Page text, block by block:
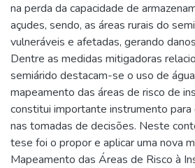
na perda da capacidade de
açudes, sendo, as áreas rurais do
vulneráveis e afetadas, gerando
Dentre as medidas mitigadoras
semiárido destacam-se o uso de
mapeamento das áreas de risco de
constitui importante instrumento
nas tomadas de decisões. Neste
tese foi o propor e aplicar uma nova
Mapeamento das Áreas de Risco à